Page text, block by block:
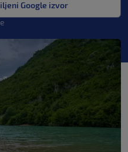
Google izvor